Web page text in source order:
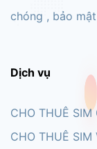
chóng , bảo mật
Dịch vụ
CHO THUÊ SIM
CHO THUÊ